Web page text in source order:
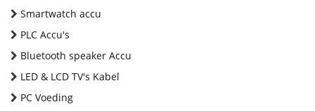
Smartwatch accu
PLC Accu's
Bluetooth speaker Accu
LED & LCD TV's Kabel
PC Voeding